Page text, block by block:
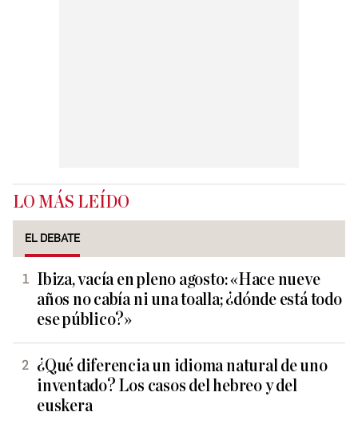
LO MÁS LEÍDO
EL DEBATE
Ibiza, vacía en pleno agosto: «Hace nueve
años no cabía ni una toalla; ¿dónde está todo
ese público?»
¿Qué diferencia un idioma natural de uno
inventado? Los casos del hebreo y del
euskera